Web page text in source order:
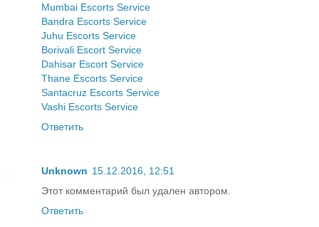
Mumbai Escorts Service
Bandra Escorts Service
Juhu Escorts Service
Borivali Escort Service
Dahisar Escort Service
Thane Escorts Service
Santacruz Escorts Service
Vashi Escorts Service
Ответить
Unknown 15.12.2016, 12:51
Этот комментарий был удален автором.
Ответить